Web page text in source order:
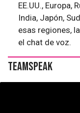
EE.UU., Europa,
India, Japón,
esas regiones,
el chat de voz.
TeamSpeak